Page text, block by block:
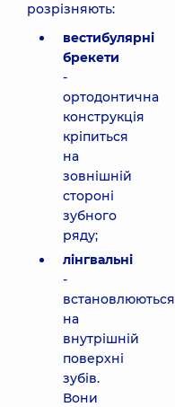
розрізняють:
вестибулярні
брекети
-
ортодонтична
конструкція
кріпиться
на
зовнішній
стороні
зубного
ряду;
лінгвальні
-
встановлюються
на
внутрішній
поверхні
зубів.
Вони